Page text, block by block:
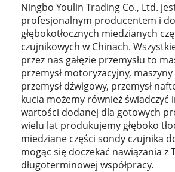
Ningbo Youlin Trading Co., Ltd.
profesjonalnym producentem i
głębokotłocznych miedzianych
czujnikowych w Chinach.
przez nas gałęzie przemysłu to
przemysł motoryzacyjny,
przemysł dźwigowy, przemysł
kucia możemy również świadczyć
wartości dodanej dla gotowych
wielu lat produkujemy głęboko
miedziane części sondy czujnika
mogąc się doczekać nawiązania z
długoterminowej współpracy.